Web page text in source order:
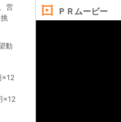
ＰＲムービー
営
動
×12
×12